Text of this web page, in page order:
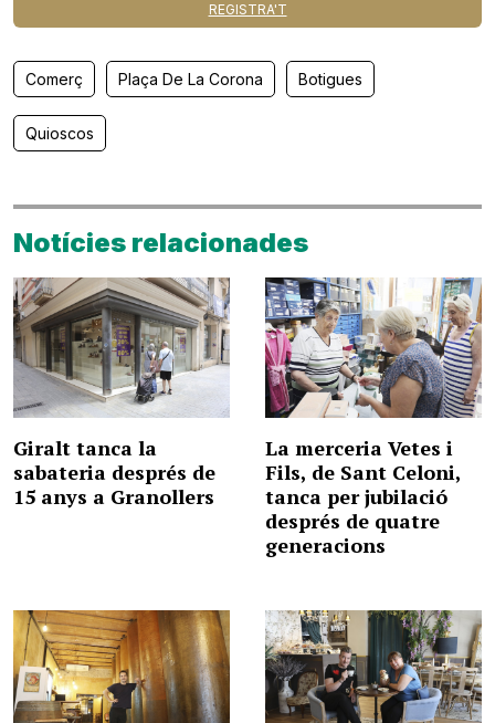
REGISTRA'T
Comerç Plaça De La Corona Botigues
Quioscos
Notícies relacionades
Giralt tanca la
sabateria després de
15 anys a Granollers
La merceria Vetes i
Fils, de Sant Celoni,
tanca per jubilació
després de quatre
generacions